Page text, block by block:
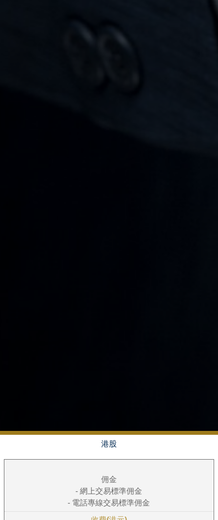
港股
佣金
- 網上交易標準佣金
- 電話專線交易標準佣金